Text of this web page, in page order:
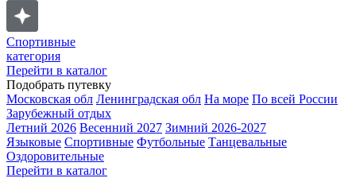
Спортивные
категория
Перейти в каталог
Подобрать путевку
Московская обл Ленинградская обл На море По всей России
Зарубежный отдых
Летний 2026 Весенний 2027 Зимний 2026-2027
Языковые Спортивные Футбольные Танцевальные
Оздоровительные
Перейти в каталог